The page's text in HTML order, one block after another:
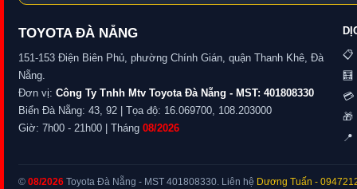
TOYOTA ĐÀ NẴNG
151-153 Điện Biên Phủ, phường Chính Gián, quận Thanh Khê, Đà
Nẵng.
Đơn vị: Công Ty Tnhh Mtv Toyota Đà Nẵng - MST: 401808330
Biển Đà Nẵng: 43, 92 | Tọa độ: 16.069700, 108.203000
Giờ: 7h00 - 21h00 | Tháng 08/2026
📋
🧮
💳
🎁
📍
© 08/2026 Toyota Đà Nẵng - MST 401808330. Liên hệ Dương Tuấn -